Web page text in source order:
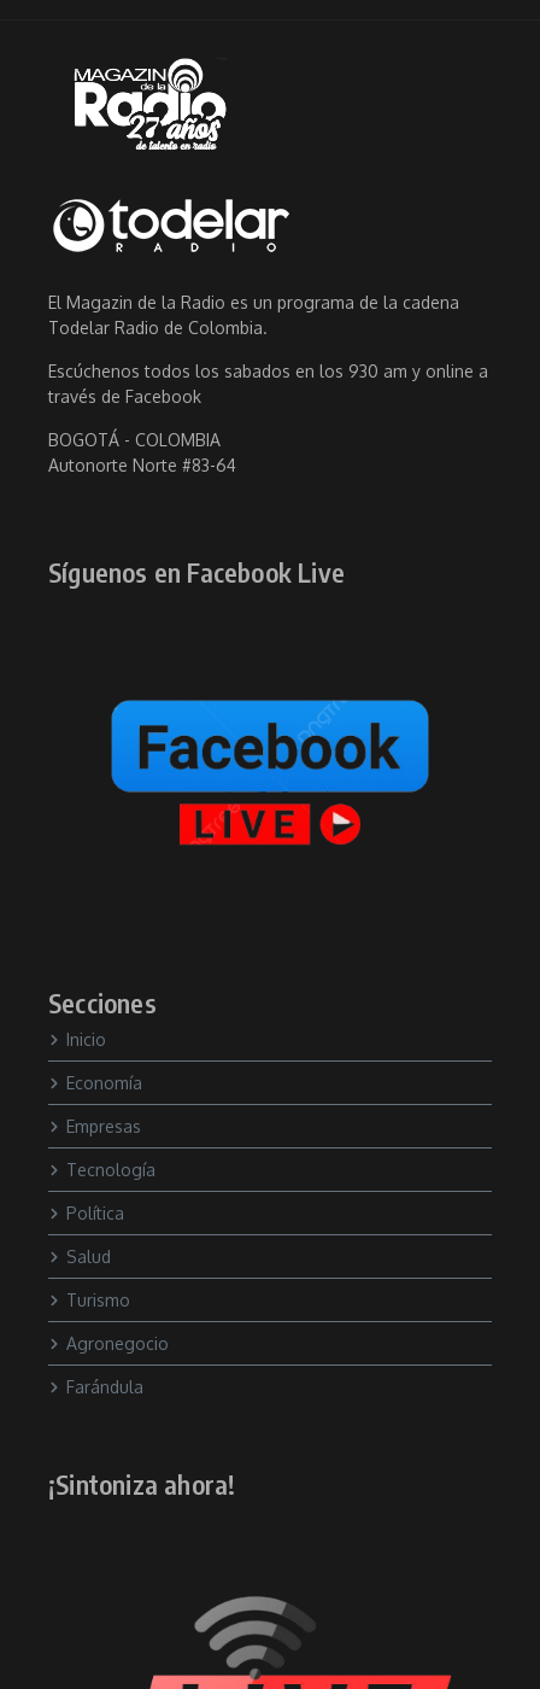
El Magazin de la Radio es un programa de la cadena
Todelar Radio de Colombia.
Escúchenos todos los sabados en los 930 am y online a
través de Facebook
BOGOTÁ - COLOMBIA
Autonorte Norte #83-64
Síguenos en Facebook Live
Secciones
Inicio
Economía
Empresas
Tecnología
Política
Salud
Turismo
Agronegocio
Farándula
¡Sintoniza ahora!